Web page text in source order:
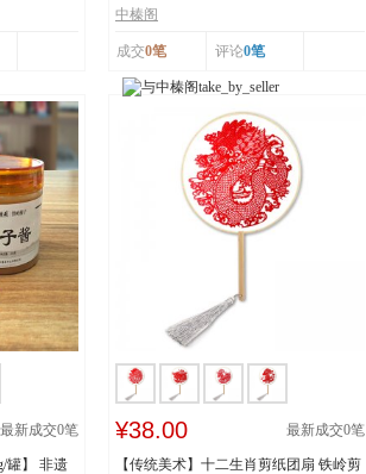
遗工艺 榛香...
中榛阁
成交0笔 评论0笔
最新成交0笔
罐】 非遗
¥38.00 最新成交0笔
【传统美术】十二生肖剪纸团扇 铁岭剪